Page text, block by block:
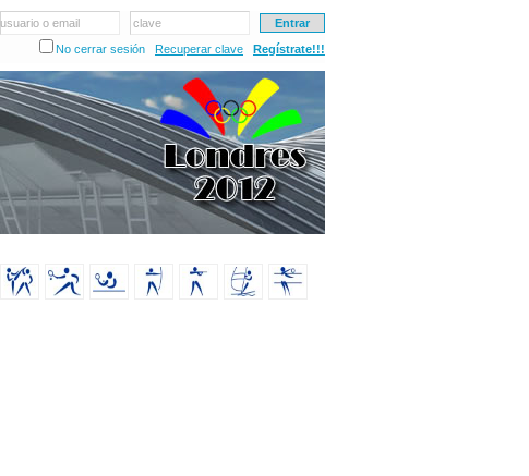
usuario o email
clave
No cerrar sesión
Recuperar clave Regístrate!!!